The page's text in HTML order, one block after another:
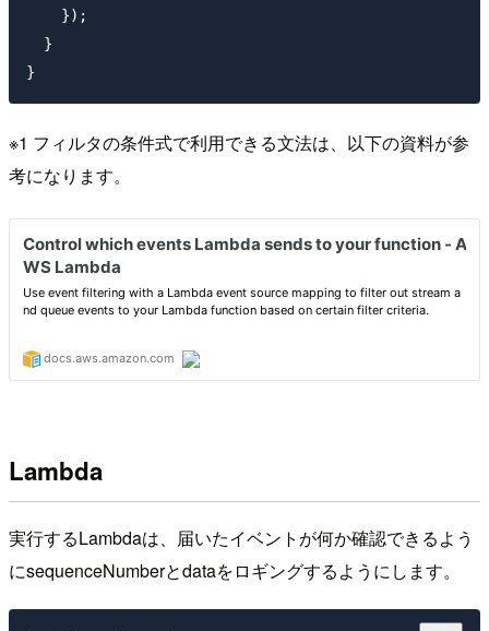
    });
  }
※1 フィルタの条件式で利用できる文法は、以下の資料が参
考になります。
Lambda
実行するLambdaは、届いたイベントが何か確認できるよう
にsequenceNumberとdataをロギングするようにします。